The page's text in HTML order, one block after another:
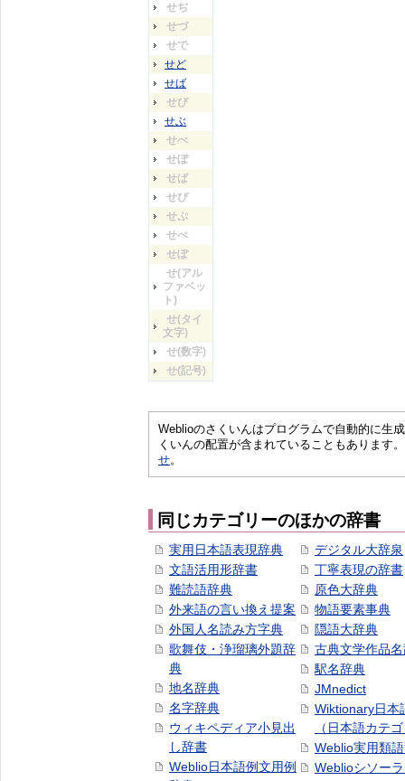
せぢ
せづ
せで
せど
せば
せび
せぶ
せべ
せぼ
せぱ
せぴ
せぷ
せぺ
せぽ
せ(アル
ファベッ
ト)
せ(タイ
文字)
せ(数字)
せ(記号)
Weblioのさくいんはプログラムで自動的に生
くいんの配置が含まれていることもあります
せ。
同じカテゴリーのほかの辞書
実用日本語表現辞典
文語活用形辞書
難読語辞典
外来語の言い換え提案
外国人名読み方字典
歌舞伎・浄瑠璃外題辞
典
地名辞典
名字辞典
ウィキペディア小見出
し辞書
Weblio日本語例文用例
デジタル大辞泉
丁寧表現の辞書
原色大辞典
物語要素事典
隠語大辞典
古典文学作品
駅名辞典
JMnedict
Wiktionary日本
（日本語カテ
Weblio実用類
Weblioシソー